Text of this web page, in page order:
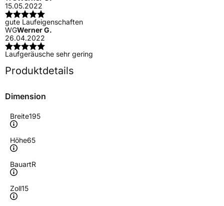
15.05.2022
gute Laufeigenschaften
WGWerner G.
26.04.2022
Laufgeräusche sehr gering
Produktdetails
Dimension
Breite195
Höhe65
BauartR
Zoll15